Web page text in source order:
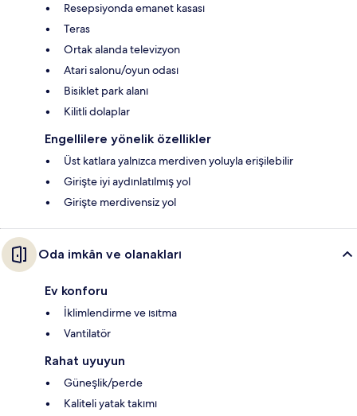
Resepsiyonda emanet kasası
Teras
Ortak alanda televizyon
Atari salonu/oyun odası
Bisiklet park alanı
Kilitli dolaplar
Engellilere yönelik özellikler
Üst katlara yalnızca merdiven yoluyla erişilebilir
Girişte iyi aydınlatılmış yol
Girişte merdivensiz yol
Oda imkân ve olanakları
Ev konforu
İklimlendirme ve ısıtma
Vantilatör
Rahat uyuyun
Güneşlik/perde
Kaliteli yatak takımı